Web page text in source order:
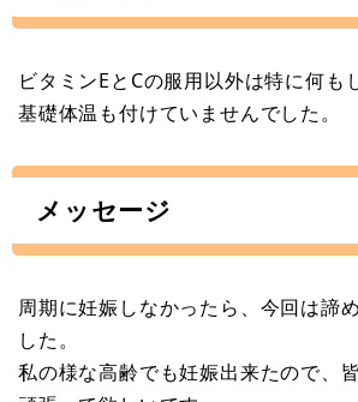
ビタミンEとCの服用以外は特に何も
基礎体温も付けていませんでした。
メッセージ
周期に妊娠しなかったら、今回は諦
した。
私の様な高齢でも妊娠出来たので、